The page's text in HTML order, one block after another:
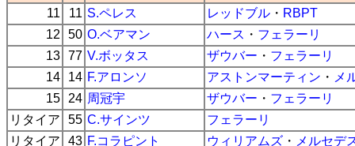
11
11 S.ペレス レッドブル ・ RBPT
12
50 O.ベアマン ハース ・ フェラーリ
13 77 V.ボッタス ザウバー ・ フェラーリ
14
14 F.アロンソ アストンマーティン ・ メ
15
24 周冠宇 ザウバー ・ フェラーリ
リタイア
55 C.サインツ
フェラーリ
リタイア
43 F.コラピント ウィリアムズ ・ メルセデ